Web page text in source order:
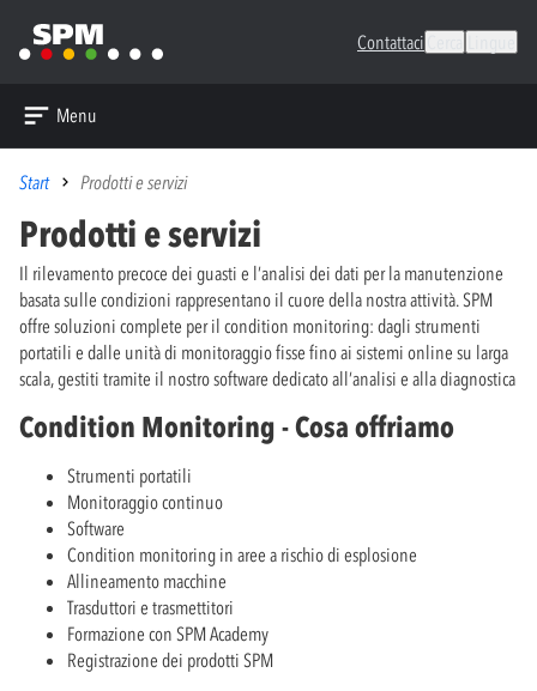
Contattaci
Menu
Start Prodotti e servizi
Prodotti e servizi
Il rilevamento precoce dei guasti e l’analisi dei dati per la manutenzione
basata sulle condizioni rappresentano il cuore della nostra attività. SPM
offre soluzioni complete per il condition monitoring: dagli strumenti
portatili e dalle unità di monitoraggio fisse fino ai sistemi online su larga
scala, gestiti tramite il nostro software dedicato all’analisi e alla diagnostica
Condition Monitoring - Cosa offriamo
Strumenti portatili
Monitoraggio continuo
Software
Condition monitoring in aree a rischio di esplosione
Allineamento macchine
Trasduttori e trasmettitori
Formazione con SPM Academy
Registrazione dei prodotti SPM